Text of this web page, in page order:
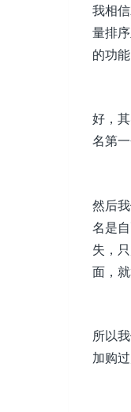
我相
量排
的功能
好，
名第
然后
名是
失，
面，
所以
加购